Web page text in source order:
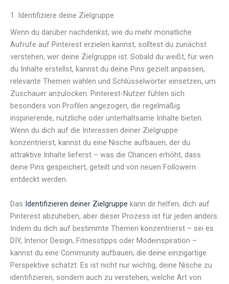
1. Identifiziere deine Zielgruppe
Wenn du darüber nachdenkst, wie du mehr monatliche
Aufrufe auf Pinterest erzielen kannst, solltest du zunächst
verstehen, wer deine Zielgruppe ist. Sobald du weißt, für wen
du Inhalte erstellst, kannst du deine Pins gezielt anpassen,
relevante Themen wählen und Schlüsselwörter einsetzen, um
Zuschauer anzulocken. Pinterest-Nutzer fühlen sich
besonders von Profilen angezogen, die regelmäßig
inspirierende, nützliche oder unterhaltsame Inhalte bieten.
Wenn du dich auf die Interessen deiner Zielgruppe
konzentrierst, kannst du eine Nische aufbauen, der du
attraktive Inhalte lieferst – was die Chancen erhöht, dass
deine Pins gespeichert, geteilt und von neuen Followern
entdeckt werden.
Das Identifizieren deiner Zielgruppe kann dir helfen, dich auf
Pinterest abzuheben, aber dieser Prozess ist für jeden anders.
Indem du dich auf bestimmte Themen konzentrierst – sei es
DIY, Interior Design, Fitnesstipps oder Modeinspiration –
kannst du eine Community aufbauen, die deine einzigartige
Perspektive schätzt. Es ist nicht nur wichtig, deine Nische zu
identifizieren, sondern auch zu verstehen, welche Art von